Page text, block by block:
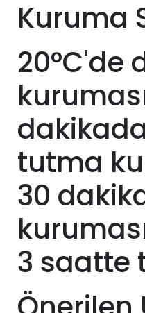
Kuruma
20°C'de
tutma
30
3 saatte